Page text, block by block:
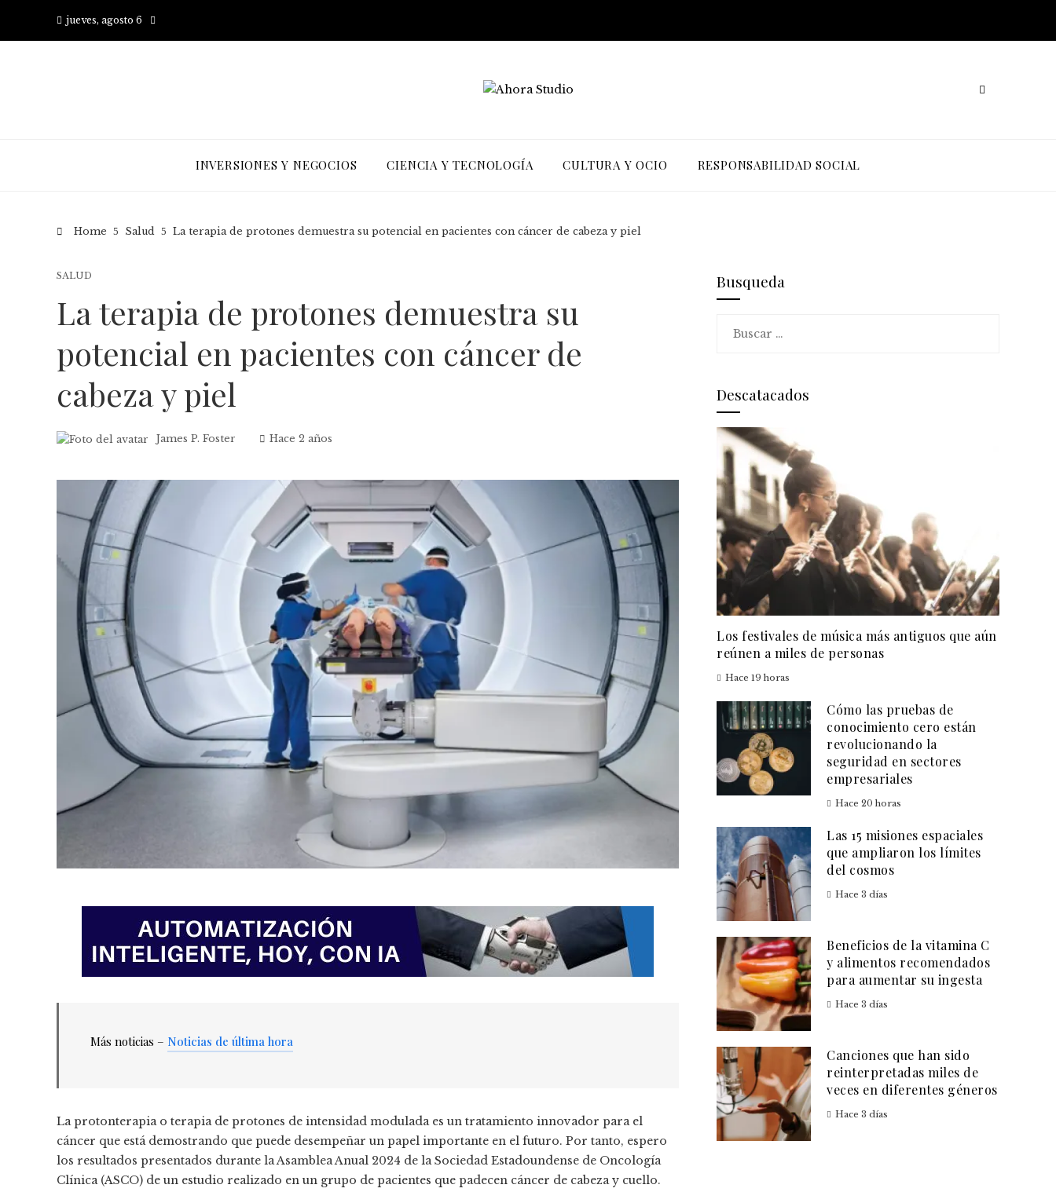
jueves, agosto 6
INVERSIONES Y NEGOCIOS CIENCIA Y TECNOLOGÍA CULTURA Y OCIO RESPONSABILIDAD SOCIAL
Home Salud La terapia de protones demuestra su potencial en pacientes con cáncer de cabeza y piel
SALUD
La terapia de protones demuestra su
potencial en pacientes con cáncer de
cabeza y piel
James P. Foster Hace 2 años
Más noticias – Noticias de última hora
La protonterapia o terapia de protones de intensidad modulada es un tratamiento innovador para el
cáncer que está demostrando que puede desempeñar un papel importante en el futuro. Por tanto, espero
los resultados presentados durante la Asamblea Anual 2024 de la Sociedad Estadoundense de Oncología
Clínica (ASCO) de un estudio realizado en un grupo de pacientes que padecen cáncer de cabeza y cuello.
Busqueda
Descatacados
Los festivales de música más antiguos que aún
reúnen a miles de personas
Hace 19 horas
Cómo las pruebas de
conocimiento cero están
revolucionando la
seguridad en sectores
empresariales
Hace 20 horas
Las 15 misiones espaciales
que ampliaron los límites
del cosmos
Hace 3 días
Beneficios de la vitamina C
y alimentos recomendados
para aumentar su ingesta
Hace 3 días
Canciones que han sido
reinterpretadas miles de
veces en diferentes géneros
Hace 3 días